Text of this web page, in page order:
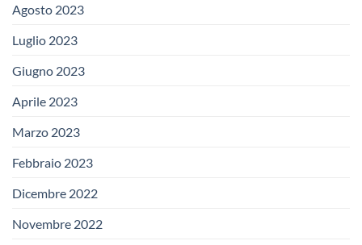
Agosto 2023
Luglio 2023
Giugno 2023
Aprile 2023
Marzo 2023
Febbraio 2023
Dicembre 2022
Novembre 2022